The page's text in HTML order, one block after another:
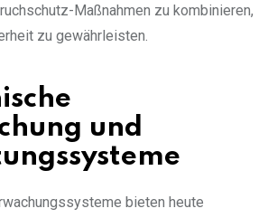
Maßnahmen zu kombinieren,
zu gewährleisten.
und
bieten heute